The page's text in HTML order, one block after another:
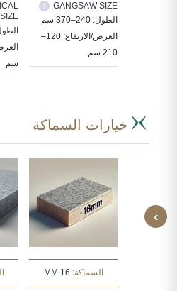
GANGSAW SIZE
الطول: 240–370 سم
العرض/الارتفاع: 120–
210 سم
SIZE
الطول:
سم
خيارات السماكة
السماكة: 16 MM
›